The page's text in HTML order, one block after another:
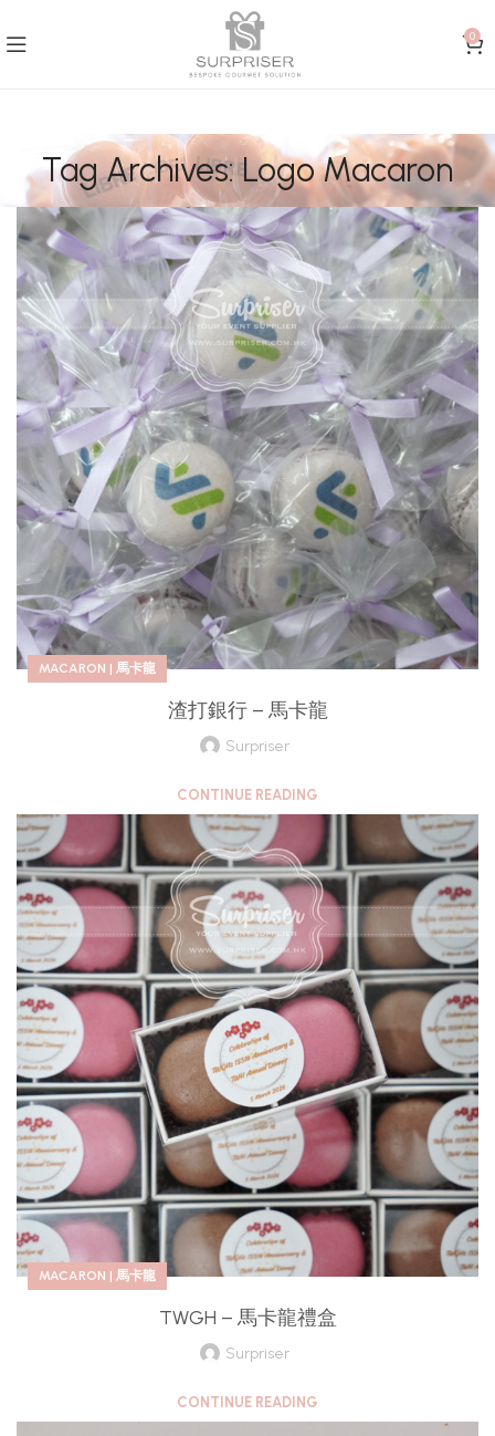
0
Tag Archives: Logo Macaron
MACARON | 馬卡龍
渣打銀行 – 馬卡龍
Surpriser
CONTINUE READING
MACARON | 馬卡龍
TWGH – 馬卡龍禮盒
Surpriser
CONTINUE READING